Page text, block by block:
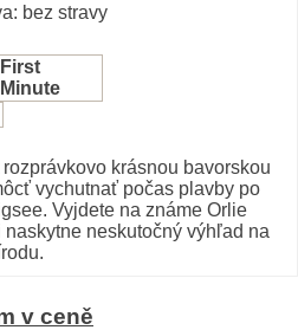
bez stravy
First
Minute
krásnou bavorskou
vychutnať počas plavby po
Vyjdete na známe Orlie
neskutočný výhľad na
v ceně